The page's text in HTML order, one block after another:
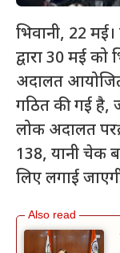
भिवानी, 22
द्वारा 30 मई को
अदालत
गठित की गई है,
लोक अदालत
138, यानी चेक
लिए लगाई